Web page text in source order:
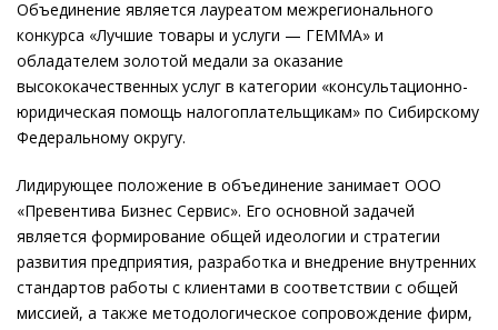
Объединение является лауреатом межрегионального
конкурса «Лучшие товары и услуги — ГЕММА» и
обладателем золотой медали за оказание
высококачественных услуг в категории «консультационно-
юридическая помощь налогоплательщикам» по Сибирскому
Федеральному округу.
Лидирующее положение в объединение занимает ООО
«Превентива Бизнес Сервис». Его основной задачей
является формирование общей идеологии и стратегии
развития предприятия, разработка и внедрение внутренних
стандартов работы с клиентами в соответствии с общей
миссией, а также методологическое сопровождение фирм,